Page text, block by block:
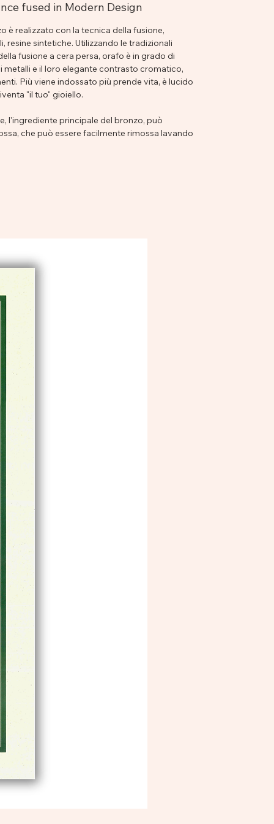
fused in Modern Design
è realizzato con la tecnica della fusione,
resine sintetiche. Utilizzando le tradizionali
fusione a cera persa, orafo è in grado di
e il loro elegante contrasto cromatico,
Più viene indossato più prende vita, è lucido
"il tuo" gioiello.
l'ingrediente principale del bronzo, può
che può essere facilmente rimossa lavando